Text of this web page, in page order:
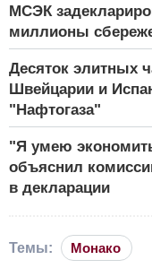
МСЭК
миллионы
Десяток элитных
Швейцарии и
"Нафтогаза"
"Я умею
объяснил
в декларации
Темы: Монако